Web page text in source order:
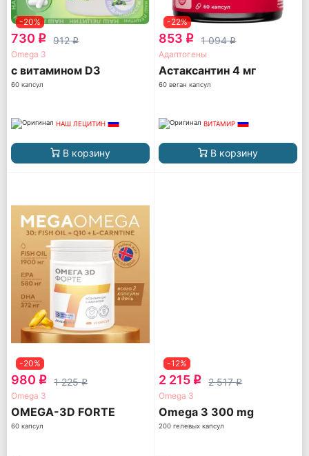
-20%
730 q 912q
Omega 3
с витамином D3
60 капсул
НАШ ЛЕЦИТИН
В корзину
-22%
853 q 1 094q
Адаптогены
Астаксантин 4 мг
60 веган капсул
ВИТАМИР
В корзину
-20%
980 q 1 225q
Omega 3
OMEGA-3D FORTE
60 капсул
-12%
2 215 q 2 517q
Omega 3
Omega 3 300 mg
200 гелевых капсул